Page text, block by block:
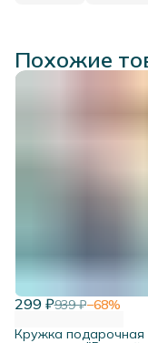
Похожие
299 ₽939 ₽−68%
Кружка подарочная